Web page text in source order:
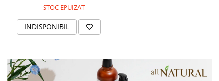
STOC EPUIZAT
INDISPONIBIL